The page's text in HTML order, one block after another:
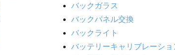
バックガラス
バックパネル交換
バックライト
バッテリーキャリブレーショ